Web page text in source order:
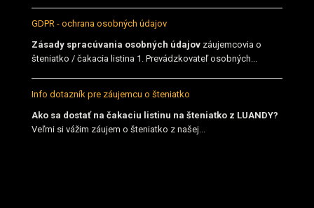
GDPR - ochrana osobných údajov
Zásady spracúvania osobných údajov záujemcovia o
šteniatko / čakacia listina 1. Prevádzkovateľ osobných...
Info dotazník pre záujemcu o šteniatko
Ako sa dostať na čakaciu listinu na šteniatko z LUANDY?
Veľmi si vážim záujem o šteniatko z našej...